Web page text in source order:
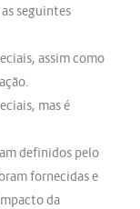
seguintes
assim como
mas é
definidos pelo
fornecidas e
da